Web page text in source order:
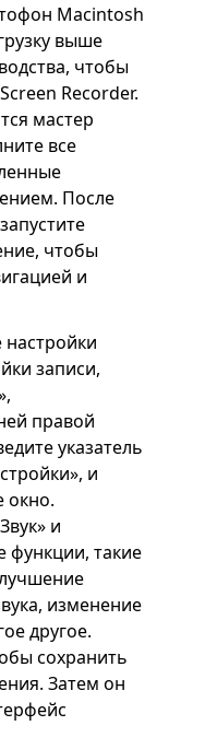
Macintosh
выше
чтобы
Recorder.
мастер
все
После
чтобы
и
записи,
правой
указатель
и
окно.
и
функции, такие
изменение
другое.
сохранить
Затем он